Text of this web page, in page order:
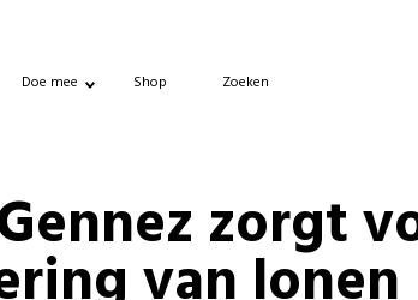
Doe mee Shop Zoeken
zorgt